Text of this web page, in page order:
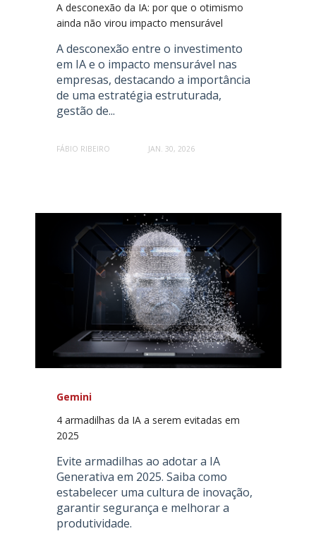
A desconexão da IA: por que o otimismo
ainda não virou impacto mensurável
A desconexão entre o investimento
em IA e o impacto mensurável nas
empresas, destacando a importância
de uma estratégia estruturada,
gestão de...
FÁBIO RIBEIRO JAN. 30, 2026
Gemini
4 armadilhas da IA a serem evitadas em
2025
Evite armadilhas ao adotar a IA
Generativa em 2025. Saiba como
estabelecer uma cultura de inovação,
garantir segurança e melhorar a
produtividade.